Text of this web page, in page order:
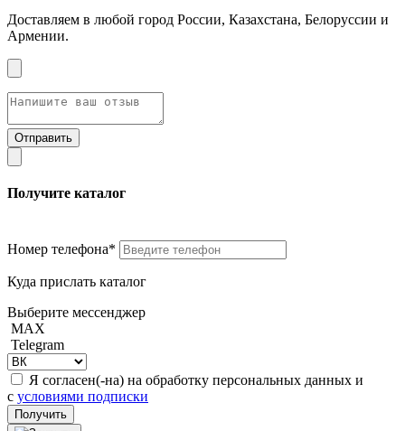
Доставляем в любой город России, Казахстана, Белоруссии и
Армении.
Получите каталог
Номер телефона*
Куда прислать каталог
Выберите мессенджер
MAX
Telegram
Я согласен(-на) на обработку персональных данных и
с условиями подписки